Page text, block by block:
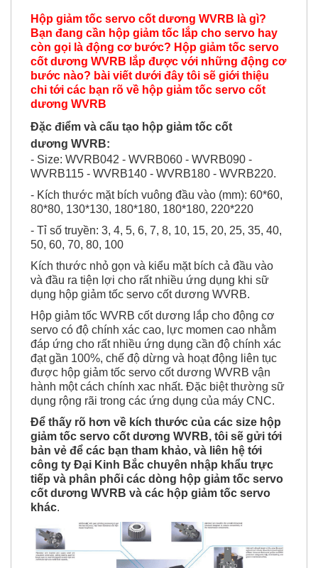
Bạn đang cần hộp giảm tốc lắp cho servo hay
còn gọi là động cơ bước? Hộp giảm tốc servo
cốt dương WVRB lắp được với những động cơ
bước nào? bài viết dưới đây tôi sẽ giới thiệu
chi tới các bạn rõ về hộp giảm tốc servo cốt
dương WVRB
Đặc điểm và cấu tạo hộp giảm tốc cốt
dương WVRB:
- Size: WVRB042 - WVRB060 - WVRB090 -
WVRB115 - WVRB140 - WVRB180 - WVRB220.
- Kích thước mặt bích vuông đầu vào (mm): 60*60,
80*80, 130*130, 180*180, 180*180, 220*220
- Tỉ số truyền: 3, 4, 5, 6, 7, 8, 10, 15, 20, 25, 35, 40,
50, 60, 70, 80, 100
Kích thước nhỏ gọn và kiểu mặt bích cả đầu vào
và đầu ra tiện lợi cho rất nhiều ứng dụng khi sữ
dụng hộp giảm tốc servo cốt dương WVRB.
Hộp giảm tốc WVRB cốt dương lắp cho động cơ
servo có độ chính xác cao, lực momen cao nhằm
đáp ứng cho rất nhiều ứng dụng cần độ chính xác
đạt gần 100%, chế độ dừng và hoạt động liên tục
được hộp giảm tốc servo cốt dương WVRB vận
hành một cách chính xac nhất. Đặc biệt thường sữ
dụng rộng rãi trong các ứng dụng của máy CNC.
Để thấy rõ hơn về kích thước của các size hộp
giảm tốc servo cốt dương WVRB, tôi sẽ gửi tới
bản vẻ để các bạn tham khảo, và liên hệ tới
công ty Đại Kinh Bắc chuyên nhập khẩu trực
tiếp và phân phối các dòng hộp giảm tốc servo
cốt dương WVRB và các hộp giảm tốc servo
khác.